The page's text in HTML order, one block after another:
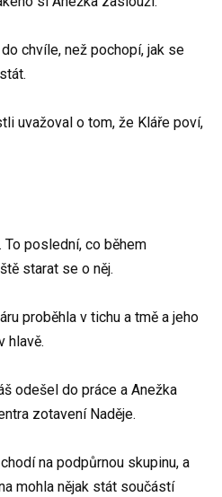
chvíle, než pochopí, jak se
uvažoval o tom, že Kláře poví,
To poslední, co během
starat se o něj.
proběhla v tichu a tmě a jeho
hlavě.
odešel do práce a Anežka
zotavení Naděje.
na podpůrnou skupinu, a
mohla nějak stát součástí